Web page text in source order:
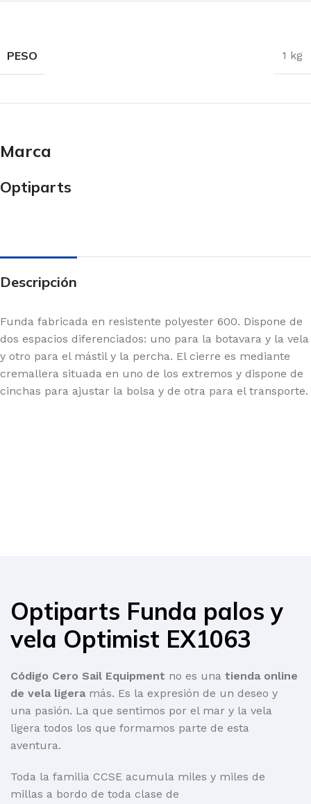
PESO 1 kg
Marca
Optiparts
Descripción
Funda fabricada en resistente polyester 600. Dispone de
dos espacios diferenciados: uno para la botavara y la vela
y otro para el mástil y la percha. El cierre es mediante
cremallera situada en uno de los extremos y dispone de
cinchas para ajustar la bolsa y de otra para el transporte.
Optiparts Funda palos y
vela Optimist EX1063
Código Cero Sail Equipment no es una tienda online
de vela ligera más. Es la expresión de un deseo y
una pasión. La que sentimos por el mar y la vela
ligera todos los que formamos parte de esta
aventura.
Toda la familia CCSE acumula miles y miles de
millas a bordo de toda clase de